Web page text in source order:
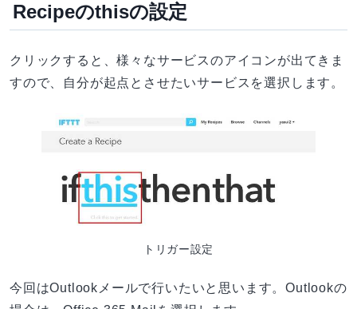
Recipeのthisの設定
クリックすると、様々なサービスのアイコンが出てきま
すので、自分が起点とさせたいサービスを選択します。
トリガー設定
今回はOutlookメールで行いたいと思います。Outlookの